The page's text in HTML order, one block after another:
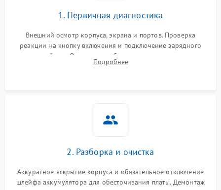
1. Первичная диагностика
Внешний осмотр корпуса, экрана и портов. Проверка
реакции на кнопку включения и подключение зарядного
устройства. Оценка потребления тока с помощью
лабораторного блока питания для локализации проблемы.
Подробнее
2. Разборка и очистка
Аккуратное вскрытие корпуса и обязательное отключение
шлейфа аккумулятора для обесточивания платы. Демонтаж